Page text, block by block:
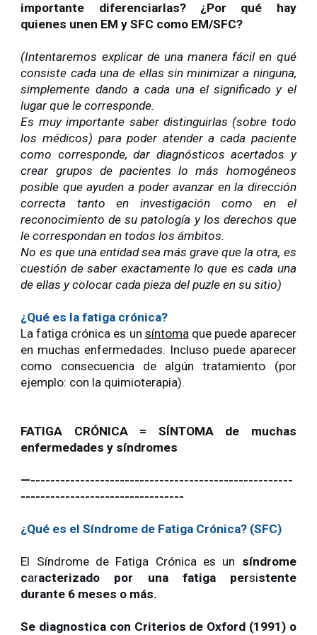
importante diferenciarlas? ¿Por qué hay
quienes unen EM y SFC como EM/SFC?
(Intentaremos explicar de una manera fácil en qué
consiste cada una de ellas sin minimizar a ninguna,
simplemente dando a cada una el significado y el
lugar que le corresponde.
Es muy importante saber distinguirlas (sobre todo
los médicos) para poder atender a cada paciente
como corresponde, dar diagnósticos acertados y
crear grupos de pacientes lo más homogéneos
posible que ayuden a poder avanzar en la dirección
correcta tanto en investigación como en el
reconocimiento de su patología y los derechos que
le correspondan en todos los ámbitos.
No es que una entidad sea más grave que la otra, es
cuestión de saber exactamente lo que es cada una
de ellas y colocar cada pieza del puzle en su sitio)
¿Qué es la fatiga crónica?
La fatiga crónica es un síntomaque puede aparecer
en muchas enfermedades. Incluso puede aparecer
como consecuencia de algún tratamiento (por
ejemplo: con la quimioterapia).
FATIGA CRÓNICA = SÍNTOMA de muchas
enfermedades y síndromes
—-----------------------------------------------------
---------------------------------
¿Qué es el Síndrome de Fatiga Crónica? (SFC)
El Síndrome de Fatiga Crónica es un síndrome
caracterizado por una fatiga persistente
durante 6 meses o más.
Se diagnostica con Criterios de Oxford (1991) o